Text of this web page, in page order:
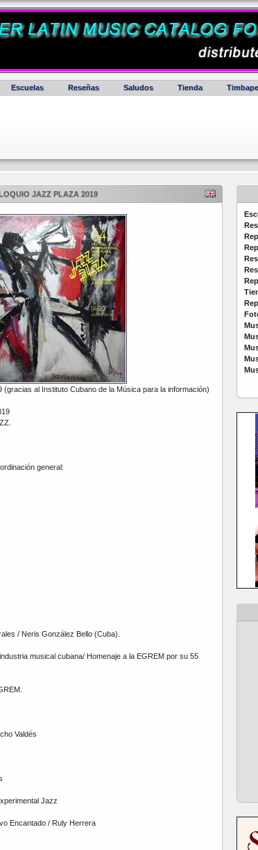
Escuelas Reseñas Saludos Tienda
JAZZ PLAZA 2019
al Instituto Cubano de la Música para la información)
general:
/ Neris González Bello (Cuba).
musical cubana/ Homenaje a la EGREM por su 55
Valdés
Jazz
Encantado / Ruly Herrera